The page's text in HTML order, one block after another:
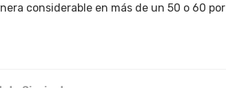
considerable en más de un 50 o 60 por